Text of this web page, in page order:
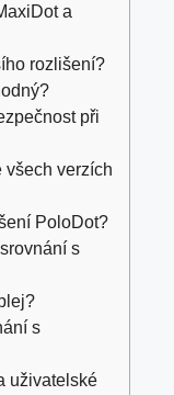
a
rozlišení?
při
všech verzích
PoloDot?
s
s
uživatelské